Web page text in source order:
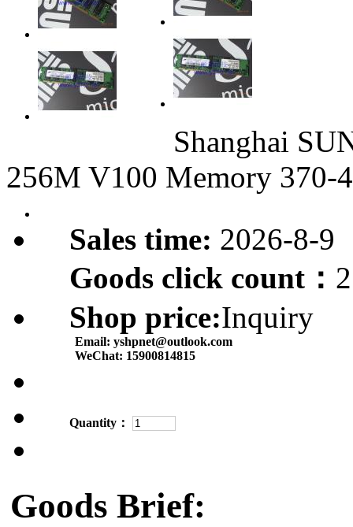
Shanghai
256M V100 Memory 370-
Sales time: 2026-8-9
Goods click count：
Shop price:Inquiry
Email: yshpnet@outlook.com
WeChat: 15900814815
Quantity：
Goods Brief: